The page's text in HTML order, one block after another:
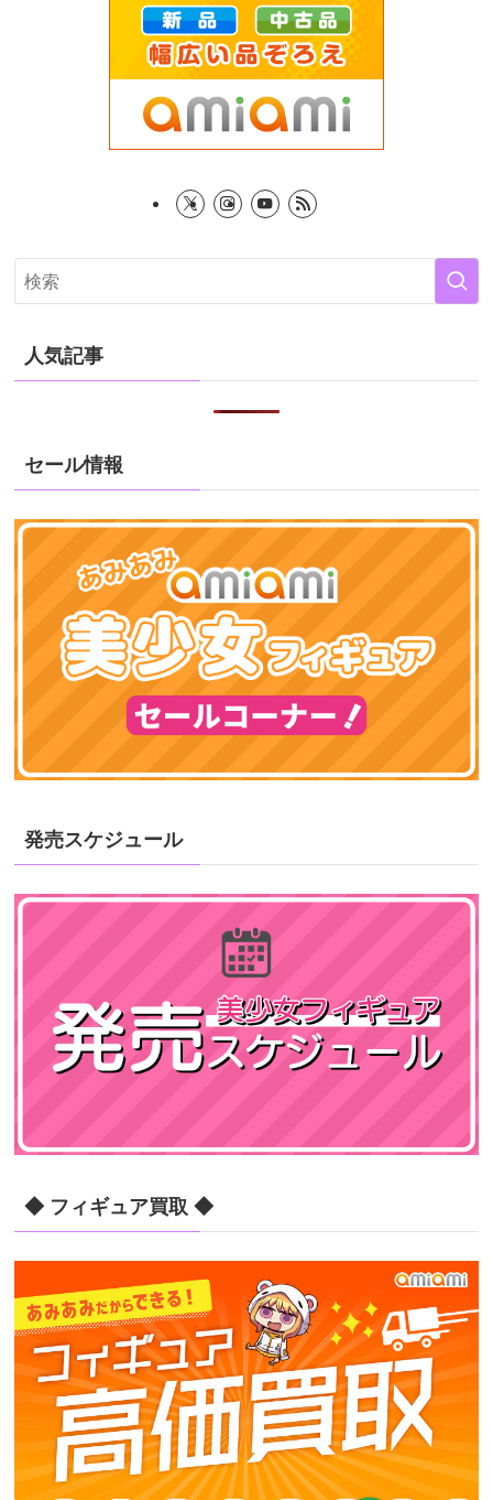
人気記事
セール情報
発売スケジュール
◆ フィギュア買取 ◆